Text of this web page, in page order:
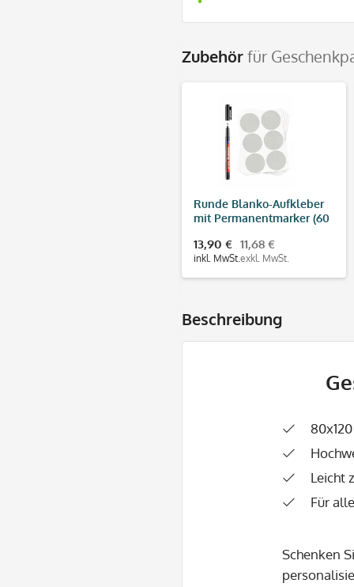
Zubehörfür
Runde Blanko-Aufkleber
mit Permanentmarker (60
13,90 €
inkl. MwSt.
11,68 €
exkl. MwSt.
Beschreibung
Leicht
Für
Schenken